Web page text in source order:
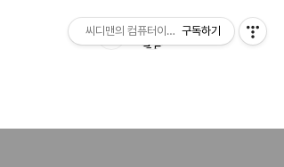
씨디맨의 컴퓨터이야기구독하기